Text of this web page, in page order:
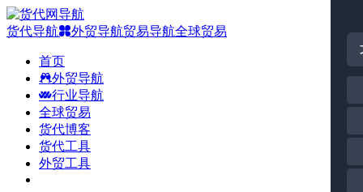
货代导航 外贸导航贸易导航全球贸易
首页
外贸导航
行业导航
全球贸易
货代博客
货代工具
外贸工具